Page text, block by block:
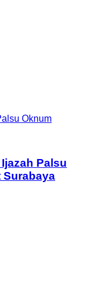
Oknum
Palsu